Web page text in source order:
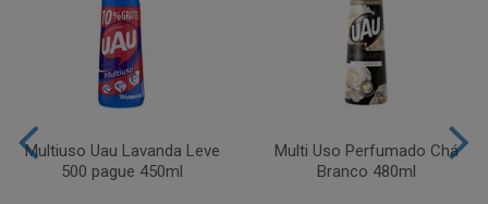
Multiuso Uau Lavanda Leve
500 pague 450ml
Multi Uso Perfumado Chá
Branco 480ml